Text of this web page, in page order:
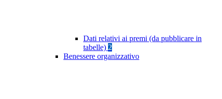
Dati relativi ai premi (da pubblicare in
tabelle) 2
Benessere organizzativo